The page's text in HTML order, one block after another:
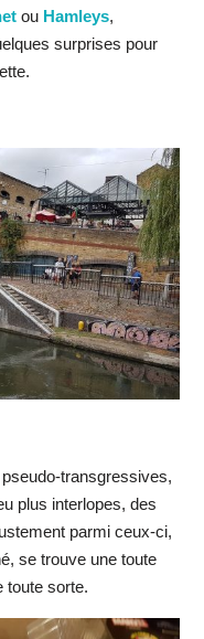
ou Hamleys,
surprises pour
transgressives,
plus interlopes, des
parmi ceux-ci,
se trouve une toute
toute sorte.